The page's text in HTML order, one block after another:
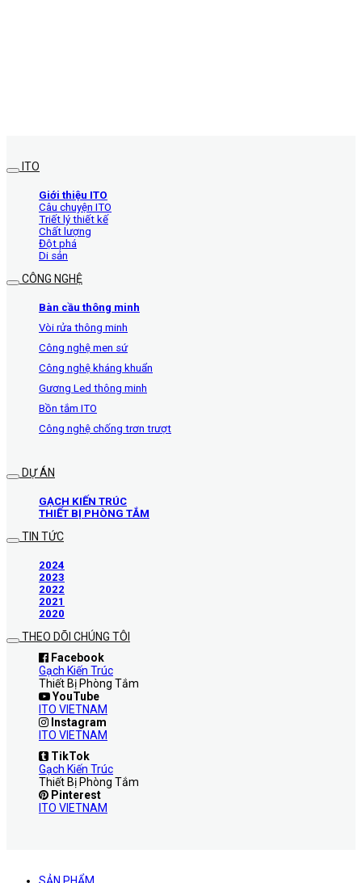
ITO
Giới thiệu ITO
Câu chuyện ITO
Triết lý thiết kế
Chất lượng
Đột phá
Di sản
CÔNG NGHỆ
Bàn cầu thông minh
Vòi rửa thông minh
Công nghệ men sứ
Công nghệ kháng khuẩn
Gương Led thông minh
Bồn tắm ITO
Công nghệ chống trơn trượt
DỰ ÁN
GẠCH KIẾN TRÚC
THIẾT BỊ PHÒNG TẮM
TIN TỨC
2024
2023
2022
2021
2020
THEO DÕI CHÚNG TÔI
Facebook
Gạch Kiến Trúc
Thiết Bị Phòng Tắm
YouTube
ITO VIETNAM
Instagram
ITO VIETNAM
TikTok
Gạch Kiến Trúc
Thiết Bị Phòng Tắm
Pinterest
ITO VIETNAM